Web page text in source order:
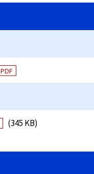
PDF
(345 KB)